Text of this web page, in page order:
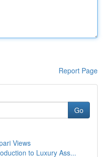
Report Page
Go
Views
to Luxury Ass...